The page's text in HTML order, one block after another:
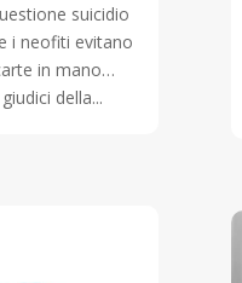
suicidio
i neofiti evitano
in mano…
della...